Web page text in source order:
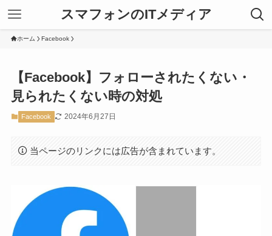
スマフォンのITメディア
ホーム Facebook
【Facebook】フォローされたくない・
見られたくない時の対処
Facebook 2024年6月27日
当ページのリンクには広告が含まれています。